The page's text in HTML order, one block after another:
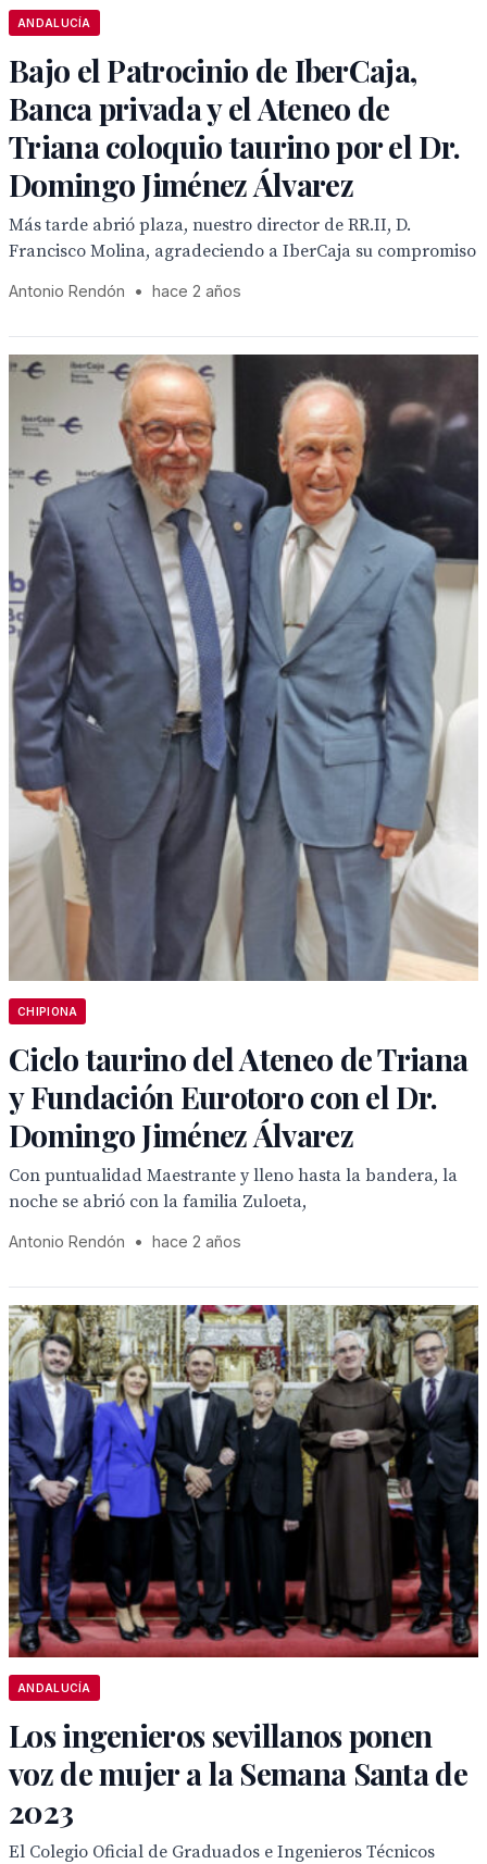
ANDALUCÍA
Bajo el Patrocinio de IberCaja,
Banca privada y el Ateneo de
Triana coloquio taurino por el Dr.
Domingo Jiménez Álvarez
Más tarde abrió plaza, nuestro director de RR.II, D.
Francisco Molina, agradeciendo a IberCaja su compromiso
Antonio Rendón • hace 2 años
CHIPIONA
Ciclo taurino del Ateneo de Triana
y Fundación Eurotoro con el Dr.
Domingo Jiménez Álvarez
Con puntualidad Maestrante y lleno hasta la bandera, la
noche se abrió con la familia Zuloeta,
Antonio Rendón • hace 2 años
ANDALUCÍA
Los ingenieros sevillanos ponen
voz de mujer a la Semana Santa de
2023
El Colegio Oficial de Graduados e Ingenieros Técnicos